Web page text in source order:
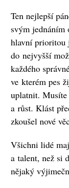
Ten nejlepší
svým jednáním
hlavní prioritou
do nejvyšší
každého
ve kterém pes
uplatnit. Musíte
a růst. Klást
zkoušel nové
Všichni lidé
a talent, než si
nějaký